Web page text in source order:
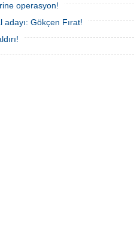
operasyon!
Gökçen Fırat!